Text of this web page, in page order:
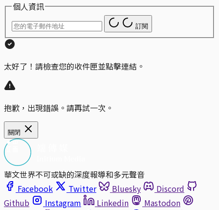
個人資訊
訂閱
太好了！請檢查您的收件匣並點擊連結。
抱歉，出現錯誤。請再試一次。
關閉
華文世界不可或缺的深度報導和多元聲音
Facebook
Twitter Bluesky
Discord
Github
Instagram Linkedin
Mastodon